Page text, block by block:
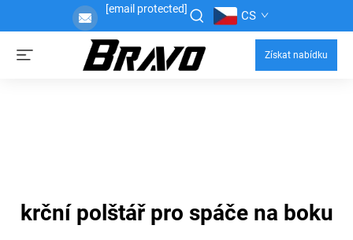
[email protected] CS
Získat nabídku
krční polštář pro spáče na boku